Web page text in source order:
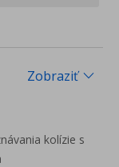
Zobraziť
kolízie s